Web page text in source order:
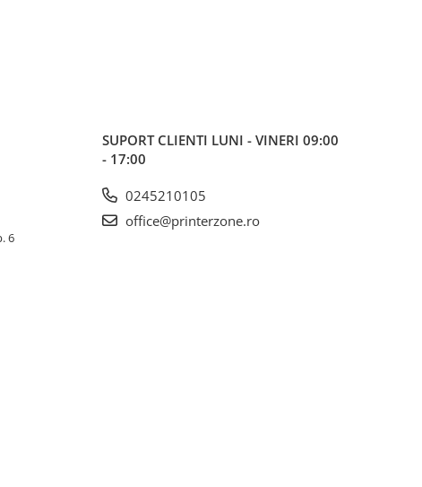
6
SUPORT CLIENTI LUNI - VINERI 09:00
- 17:00
0245210105
office@printerzone.ro